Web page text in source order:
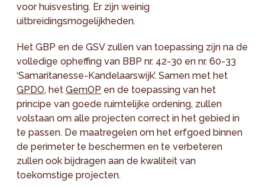
voor huisvesting. Er zijn weinig
uitbreidingsmogelijkheden.
Het GBP en de GSV zullen van toepassing zijn na de
volledige opheffing van BBP nr. 42-30 en nr. 60-33
‘Samaritanesse-Kandelaarswijk’. Samen met het
GPDO, hetGemOP en de toepassing van het
principe van goede ruimtelijke ordening, zullen
volstaan om alle projecten correct in het gebied in
te passen. De maatregelen om het erfgoed binnen
de perimeter te beschermen en te verbeteren
zullen ook bijdragen aan de kwaliteit van
toekomstige projecten.